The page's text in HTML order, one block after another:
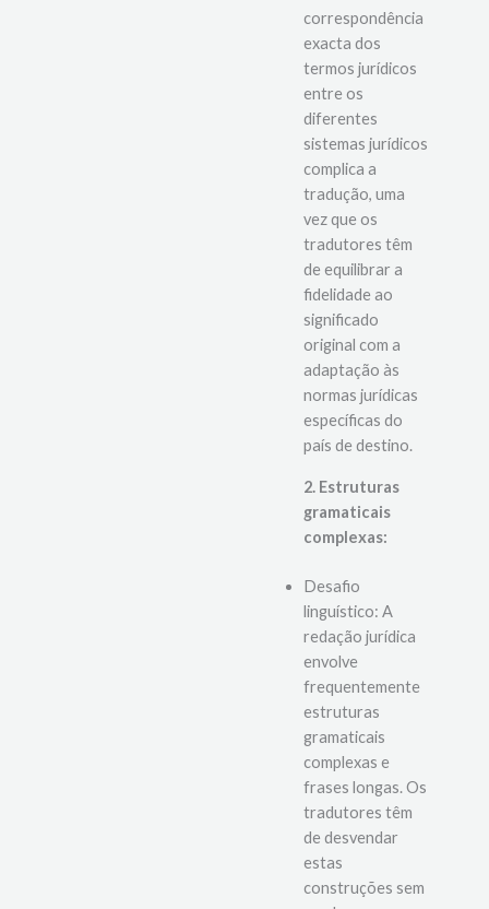
A falta de
correspondência
exacta dos
termos jurídicos
entre os
diferentes
sistemas jurídicos
complica a
tradução, uma
vez que os
tradutores têm
de equilibrar a
fidelidade ao
significado
original com a
adaptação às
normas jurídicas
específicas do
país de destino.
2. Estruturas
gramaticais
Desafio
linguístico: A
redação jurídica
envolve
frequentemente
estruturas
gramaticais
complexas e
frases longas. Os
tradutores têm
de desvendar
estas